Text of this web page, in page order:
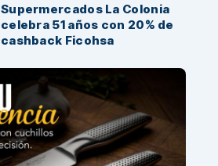
Supermercados La Colonia
celebra 51 años con 20% de
cashback Ficohsa